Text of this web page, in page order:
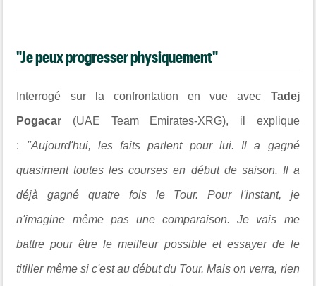
"Je peux progresser physiquement"
Interrogé sur la confrontation en vue avec Tadej
Pogacar (UAE Team Emirates-XRG), il explique
: "Aujourd'hui, les faits parlent pour lui. Il a gagné
quasiment toutes les courses en début de saison. Il a
déjà gagné quatre fois le Tour. Pour l'instant, je
n'imagine même pas une comparaison. Je vais me
battre pour être le meilleur possible et essayer de le
titiller même si c'est au début du Tour. Mais on verra, rien